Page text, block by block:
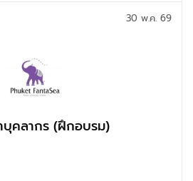
คลากร (ฝึกอบรม)
30 พ.ค. 69